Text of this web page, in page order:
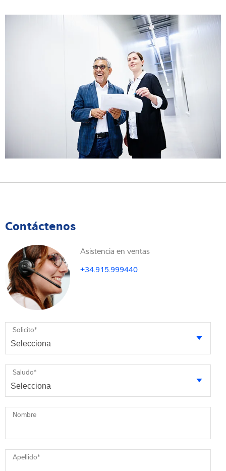
Contáctenos
Asistencia en ventas
+34.915.999440
Solicito*
Saludo*
Nombre
Apellido*